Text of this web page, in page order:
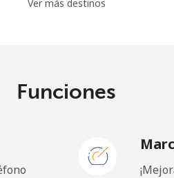
500 min por
Ver más destinos
Funciones